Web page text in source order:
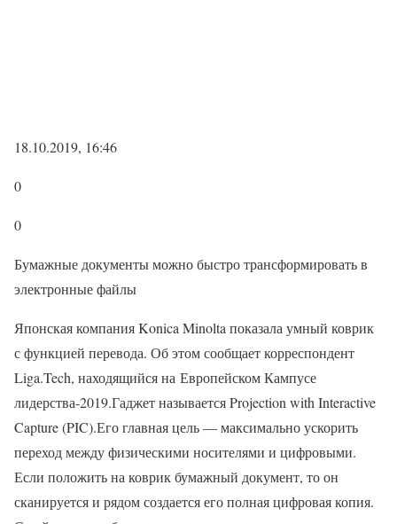
18.10.2019, 16:46
0
0
Бумажные документы можно быстро трансформировать в
электронные файлы
Японская компания Konica Minolta показала умный коврик
с функцией перевода. Об этом сообщает корреспондент
Liga.Tech, находящийся на Европейском Кампусе
лидерства-2019.Гаджет называется Projection with Interactive
Capture (PIC).Его главная цель — максимально ускорить
переход между физическими носителями и цифровыми.
Если положить на коврик бумажный документ, то он
сканируется и рядом создается его полная цифровая копия.